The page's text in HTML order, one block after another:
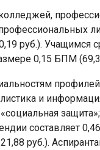
руб.). Учащимся
0,15 БПМ
и
составляет
руб.).